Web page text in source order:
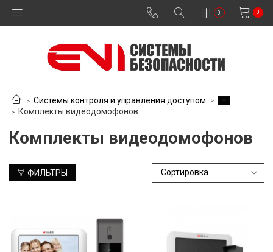
0 0
Системы контроля и управления доступом
-
Комплекты видеодомофонов
Комплекты видеодомофонов
ФИЛЬТРЫ